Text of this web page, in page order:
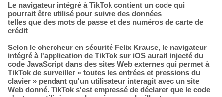
Le navigateur intégré à TikTok contient un code qui
pourrait être utilisé pour suivre des données
telles que des mots de passe et des numéros de carte de
crédit
Selon le chercheur en sécurité Felix Krause, le navigateur
intégré à l'application de TikTok sur iOS aurait injecté du
code JavaScript dans des sites Web externes qui permet à
TikTok de surveiller « toutes les entrées et pressions du
clavier » pendant qu'un utilisateur interagit avec un site
Web donné. TikTok s'est empressé de déclarer que le code